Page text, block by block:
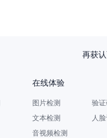
再获
在线体验
图片检测
文本检测
音视频检测
验
人